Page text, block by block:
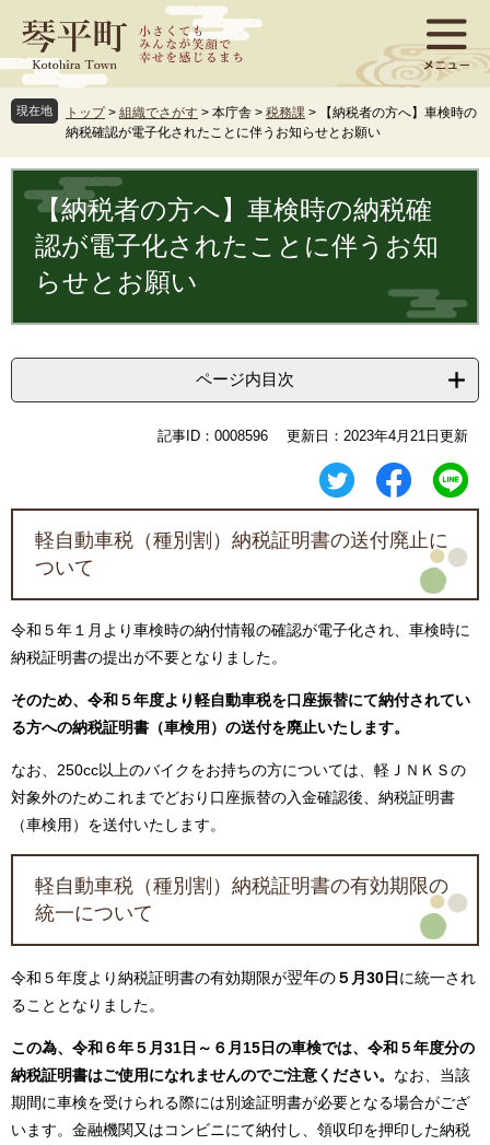
ジ
先
頭
す
ュ
を
飛
し
現在地 トップ > 組織でさがす > 本庁舎 > 税務課 >
【納税者の方へ】車検時の
納税確認が電子化されたことに伴うお知らせとお願い
文
【納税者の方へ】車検時の納税確
認が電子化されたことに伴うお知
らせとお願い
ページ内目次
記事ID：0008596 更新日：2023年4月21日更新
軽自動車税（種別割）納税証明書の送付廃止に
ついて
令和５年１月より車検時の納付情報の確認が電子化され、車検時に
納税証明書の提出が不要となりました。
そのため、令和５年度より軽自動車税を口座振替にて納付されてい
る方への納税証明書（車検用）の送付を廃止いたします。
なお、250cc以上のバイクをお持ちの方については、軽ＪＮＫＳの
対象外のためこれまでどおり口座振替の入金確認後、納税証明書
（車検用）を送付いたします。
軽自動車税（種別割）納税証明書の有効期限の
統一について
令和５年度より納税証明書の有効期限が翌年の５月30日 に統一され
ることとなりました。
この為、令和６年５月31日～６月15日の車検では、令和５年度分の
納税証明書はご使用になれませんのでご注意ください。 なお、当該
期間に車検を受けられる際には別途証明書が必要となる場合がござ
います。金融機関又はコンビニにて納付し、領収印を押印した納税